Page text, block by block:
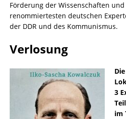
Förderung der Wissenschaften
renommiertesten deutschen
der DDR und des Kommunismus.
Verlosung
3
im